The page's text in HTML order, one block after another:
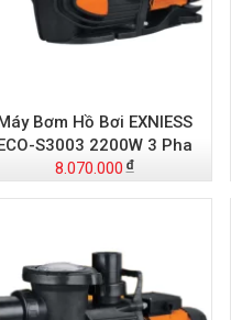
Bơm Hồ Bơi EXNIESS
S3003 2200W 3 Pha
8.070.000